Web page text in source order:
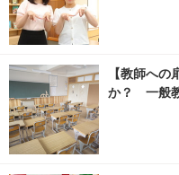
【教師へ
か？ 一般